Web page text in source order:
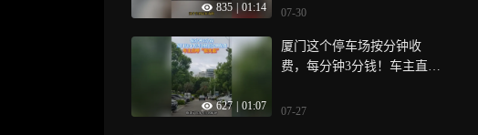
835 01:14
药可向本报提供线索
07-30
627 01:07
厦门这个停车场按分钟收
费，每分钟3分钱！车主直呼
07-27